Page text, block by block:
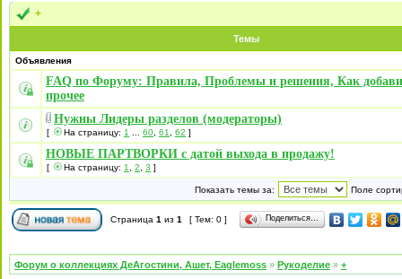
+
Темы
Объявления
FAQ по Форуму: Правила, Проблемы и решения, Как
прочее
Нужны Лидеры разделов (модераторы)
[ На страницу: 1 60 61 62 ]
НОВЫЕ ПАРТВОРКИ с датой выхода в продажу!
[ На страницу: 1 2 3 ]
Показать темы за: Поле
Страница 1 из 1 [ Тем: 0 ] Поделиться…
Форум о коллекциях ДеАгостини, Ашет, Eaglemoss » Рукоделие » +